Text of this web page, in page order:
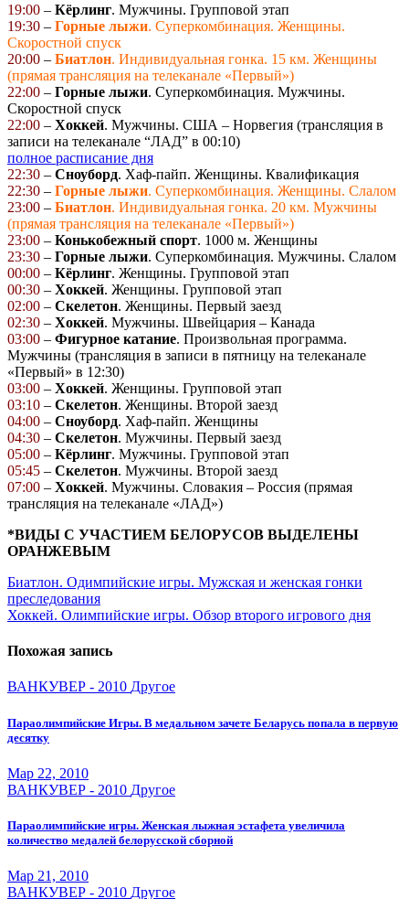
19:00 – Кёрлинг. Мужчины. Групповой этап
19:30 – Горные лыжи. Суперкомбинация. Женщины.
Скоростной спуск
20:00 – Биатлон. Индивидуальная гонка. 15 км. Женщины
(прямая трансляция на телеканале «Первый»)
22:00 – Горные лыжи. Суперкомбинация. Мужчины.
Скоростной спуск
22:00 – Хоккей. Мужчины. США – Норвегия (трансляция в
записи на телеканале “ЛАД” в 00:10)
полное расписание дня
22:30 – Сноуборд. Хаф-пайп. Женщины. Квалификация
22:30 – Горные лыжи. Суперкомбинация. Женщины. Слалом
23:00 – Биатлон. Индивидуальная гонка. 20 км. Мужчины
(прямая трансляция на телеканале «Первый»)
23:00 – Конькобежный спорт. 1000 м. Женщины
23:30 – Горные лыжи. Суперкомбинация. Мужчины. Слалом
00:00 – Кёрлинг. Женщины. Групповой этап
00:30 – Хоккей. Женщины. Групповой этап
02:00 – Скелетон. Женщины. Первый заезд
02:30 – Хоккей. Мужчины. Швейцария – Канада
03:00 – Фигурное катание. Произвольная программа.
Мужчины (трансляция в записи в пятницу на телеканале
«Первый» в 12:30)
03:00 – Хоккей. Женщины. Групповой этап
03:10 – Скелетон. Женщины. Второй заезд
04:00 – Сноуборд. Хаф-пайп. Женщины
04:30 – Скелетон. Мужчины. Первый заезд
05:00 – Кёрлинг. Мужчины. Групповой этап
05:45 – Скелетон. Мужчины. Второй заезд
07:00 – Хоккей. Мужчины. Словакия – Россия (прямая
трансляция на телеканале «ЛАД»)
*ВИДЫ С УЧАСТИЕМ БЕЛОРУСОВ ВЫДЕЛЕНЫ
ОРАНЖЕВЫМ
Навигация
по
Биатлон. Одимпийские игры. Мужская и женская гонки
преследования
Хоккей. Олимпийские игры. Обзор второго игрового дня
Похожая запись
ВАНКУВЕР - 2010 Другое
Параолимпийские Игры. В медальном зачете Беларусь попала в первую
десятку
Мар 22, 2010
ВАНКУВЕР - 2010 Другое
Параолимпийские игры. Женская лыжная эстафета увеличила
количество медалей белорусской сборной
Мар 21, 2010
ВАНКУВЕР - 2010 Другое